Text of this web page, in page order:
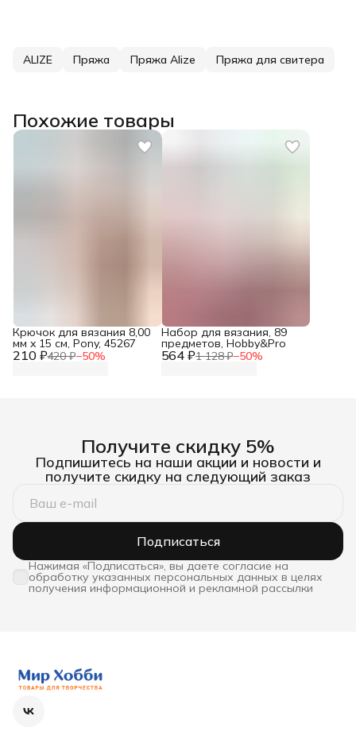
ALIZE Пряжа Пряжа Alize Пряжа для свитера
Похожие товары
210 ₽420 ₽−50%
Крючок для вязания 8,00
мм x 15 см, Pony, 45267
564 ₽1 128 ₽−50%
Набор для вязания, 89
предметов, Hobby&Pro
Получите скидку 5%
Подпишитесь на наши акции и новости и
получите скидку на следующий заказ
Подписаться
Нажимая «Подписаться», вы даете согласие на
обработку указанных персональных данных в целях
получения информационной и рекламной рассылки